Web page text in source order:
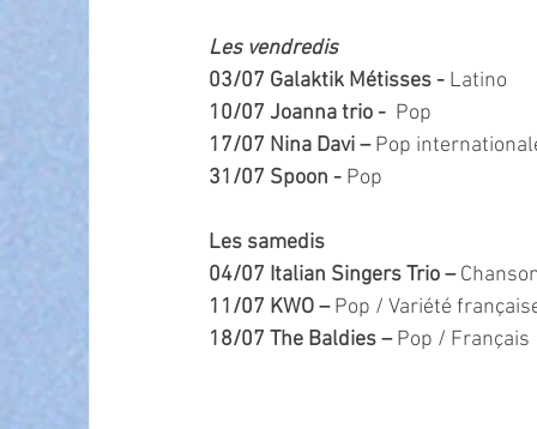
Les vendredis
03/07 Galaktik Métisses - Latino
10/07 Joanna trio - Pop
17/07 Nina Davi – Pop
31/07 Spoon - Pop
Les samedis
04/07 Italian Singers Trio –
11/07 KWO – Pop / Variété
18/07 The Baldies – Pop / Français